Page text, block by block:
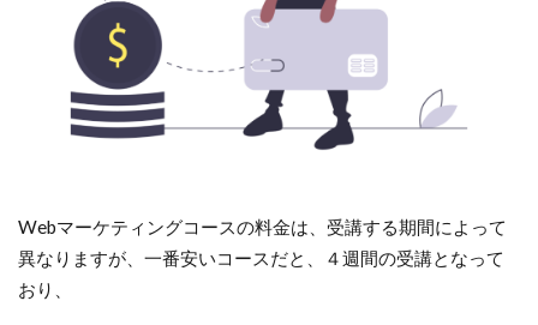
Webマーケティングコースの料金は、受講する期間によって
異なりますが、一番安いコースだと、４週間の受講となって
おり、